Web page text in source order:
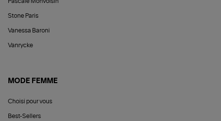
Stone Paris
Vanessa Baroni
Vanrycke
MODE FEMME
Choisi pour vous
Best-Sellers